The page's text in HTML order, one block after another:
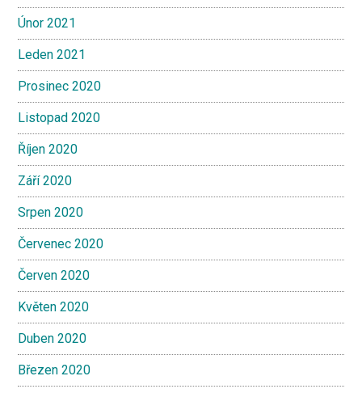
Únor 2021
Leden 2021
Prosinec 2020
Listopad 2020
Říjen 2020
Září 2020
Srpen 2020
Červenec 2020
Červen 2020
Květen 2020
Duben 2020
Březen 2020